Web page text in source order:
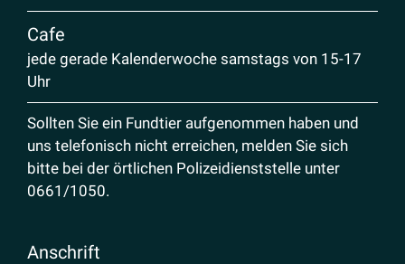
Cafe
jede gerade Kalenderwoche samstags von 15-17
Uhr
Sollten Sie ein Fundtier aufgenommen haben und
uns telefonisch nicht erreichen, melden Sie sich
bitte bei der örtlichen Polizeidienststelle unter
0661/1050.
Anschrift